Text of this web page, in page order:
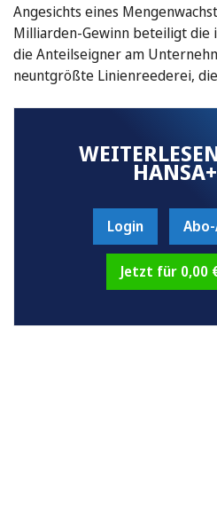
Angesichts eines
Milliarden-Gewinn beteiligt die
die Anteilseigner am
neuntgrößte Linienreederei,
Login
Jetzt für 0,00